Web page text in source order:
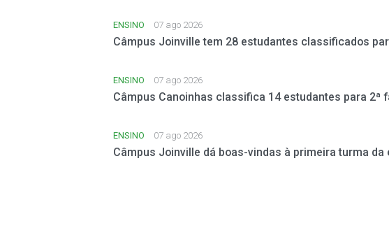
ENSINO 07 ago 2026
Câmpus Joinville tem 28 estudantes classificados
ENSINO 07 ago 2026
Câmpus Canoinhas classifica 14 estudantes para 2ª
ENSINO 07 ago 2026
Câmpus Joinville dá boas-vindas à primeira turma